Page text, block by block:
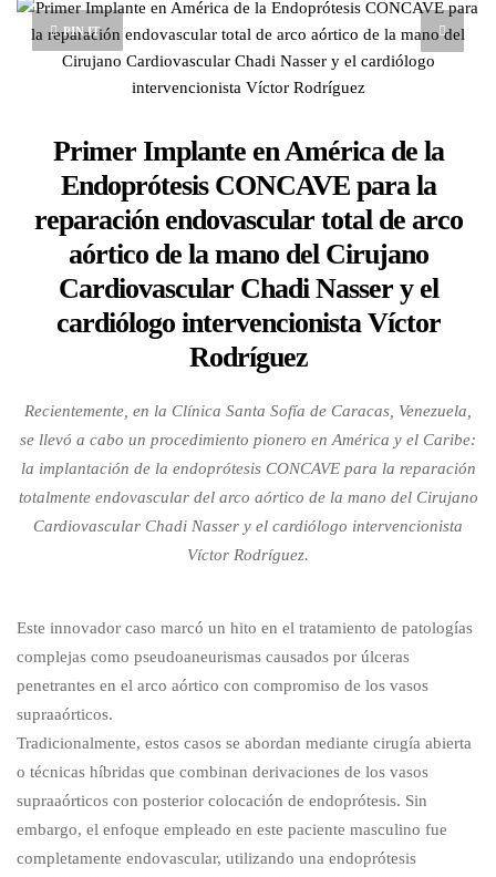
PIN IT
Primer Implante en América de la
Endoprótesis CONCAVE para la
reparación endovascular total de arco
aórtico de la mano del Cirujano
Cardiovascular Chadi Nasser y el
cardiólogo intervencionista Víctor
Rodríguez
Recientemente, en la Clínica Santa Sofía de Caracas, Venezuela,
se llevó a cabo un procedimiento pionero en América y el Caribe:
la implantación de la endoprótesis CONCAVE para la reparación
totalmente endovascular del arco aórtico de la mano del Cirujano
Cardiovascular Chadi Nasser y el cardiólogo intervencionista
Víctor Rodríguez.
Este innovador caso marcó un hito en el tratamiento de patologías
complejas como pseudoaneurismas causados por úlceras
penetrantes en el arco aórtico con compromiso de los vasos
supraaórticos.
Tradicionalmente, estos casos se abordan mediante cirugía abierta
o técnicas híbridas que combinan derivaciones de los vasos
supraaórticos con posterior colocación de endoprótesis. Sin
embargo, el enfoque empleado en este paciente masculino fue
completamente endovascular, utilizando una endoprótesis